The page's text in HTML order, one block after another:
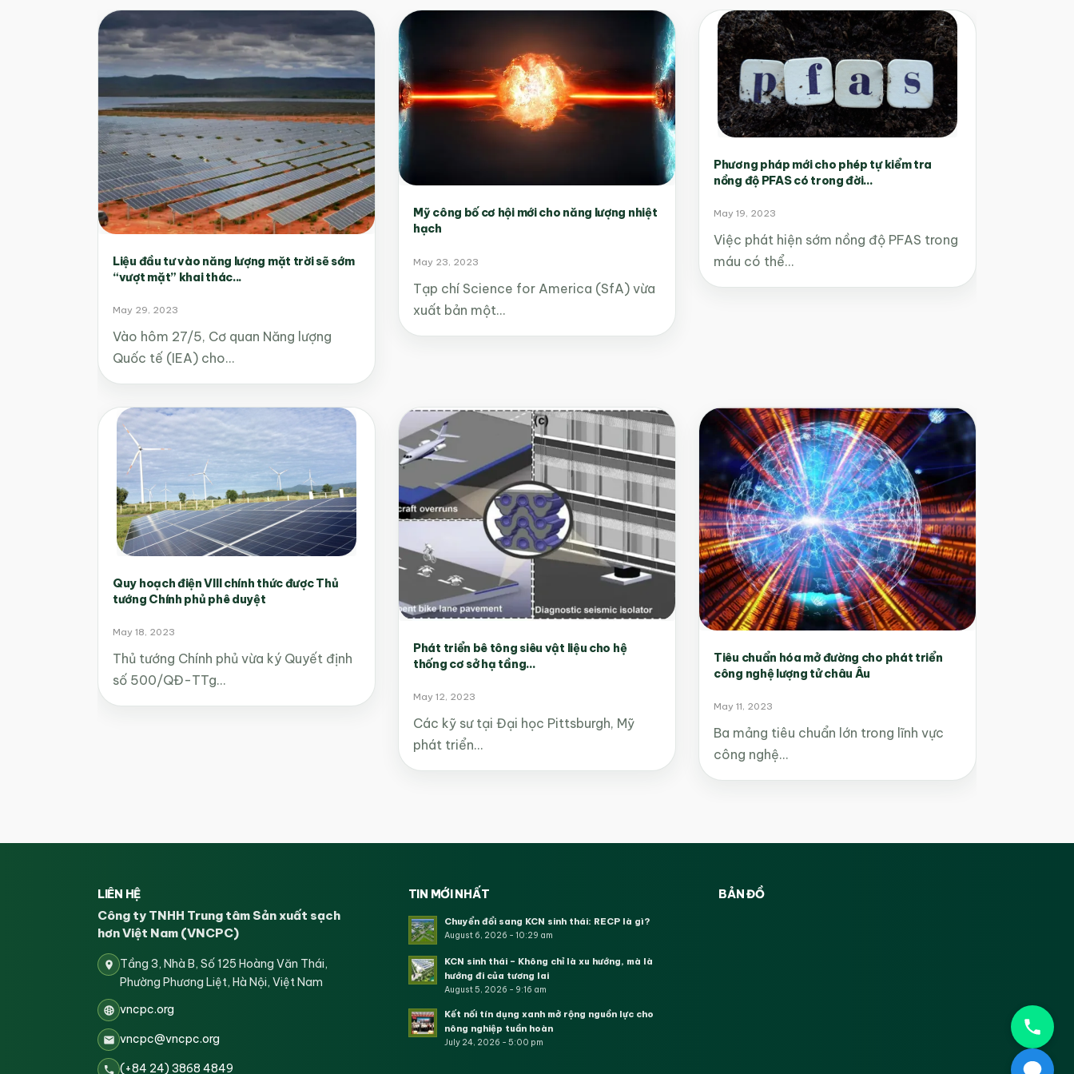
Liệu đầu tư vào năng lượng mặt trời sẽ sớm
“vượt mặt” khai thác...
May 29, 2023
Vào hôm 27/5, Cơ quan Năng lượng
Quốc tế (IEA) cho…
Mỹ công bố cơ hội mới cho năng lượng nhiệt
hạch
May 23, 2023
Tạp chí Science for America (SfA) vừa
xuất bản một…
Phương pháp mới cho phép tự kiểm tra
nồng độ PFAS có trong đời...
May 19, 2023
Việc phát hiện sớm nồng độ PFAS trong
máu có thể…
Quy hoạch điện VIII chính thức được Thủ
tướng Chính phủ phê duyệt
May 18, 2023
Thủ tướng Chính phủ vừa ký Quyết định
số 500/QĐ-TTg…
Phát triển bê tông siêu vật liệu cho hệ
thống cơ sở hạ tầng...
May 12, 2023
Các kỹ sư tại Đại học Pittsburgh, Mỹ
phát triển…
Tiêu chuẩn hóa mở đường cho phát triển
công nghệ lượng tử châu Âu
May 11, 2023
Ba mảng tiêu chuẩn lớn trong lĩnh vực
công nghệ…
LIÊN HỆ
Công ty TNHH Trung tâm Sản xuất sạch
hơn Việt Nam (VNCPC)
Tầng 3, Nhà B, Số 125 Hoàng Văn Thái,
Phường Phương Liệt, Hà Nội, Việt Nam
vncpc.org
vncpc@vncpc.org
(+84 24) 3868 4849
TIN MỚI NHẤT
Chuyển đổi sang KCN sinh thái: RECP là gì?
August 6, 2026 - 10:29 am
KCN sinh thái – Không chỉ là xu hướng, mà là
hướng đi của tương lai
August 5, 2026 - 9:16 am
Kết nối tín dụng xanh mở rộng nguồn lực cho
nông nghiệp tuần hoàn
July 24, 2026 - 5:00 pm
BẢN ĐỒ